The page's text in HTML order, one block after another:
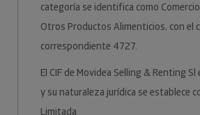
categoría se identifica como
Otros Productos Alimenticios, con el
correspondiente 4727.
El CIF de Movidea Selling & Renting
y su naturaleza jurídica se establece
Limitada.